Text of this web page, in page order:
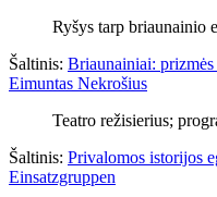
Ryšys tarp briaunainio
Šaltinis: Briaunainiai:
Eimuntas Nekrošius
Teatro režisierius;
Šaltinis: Privalomos istorijos
Einsatzgruppen